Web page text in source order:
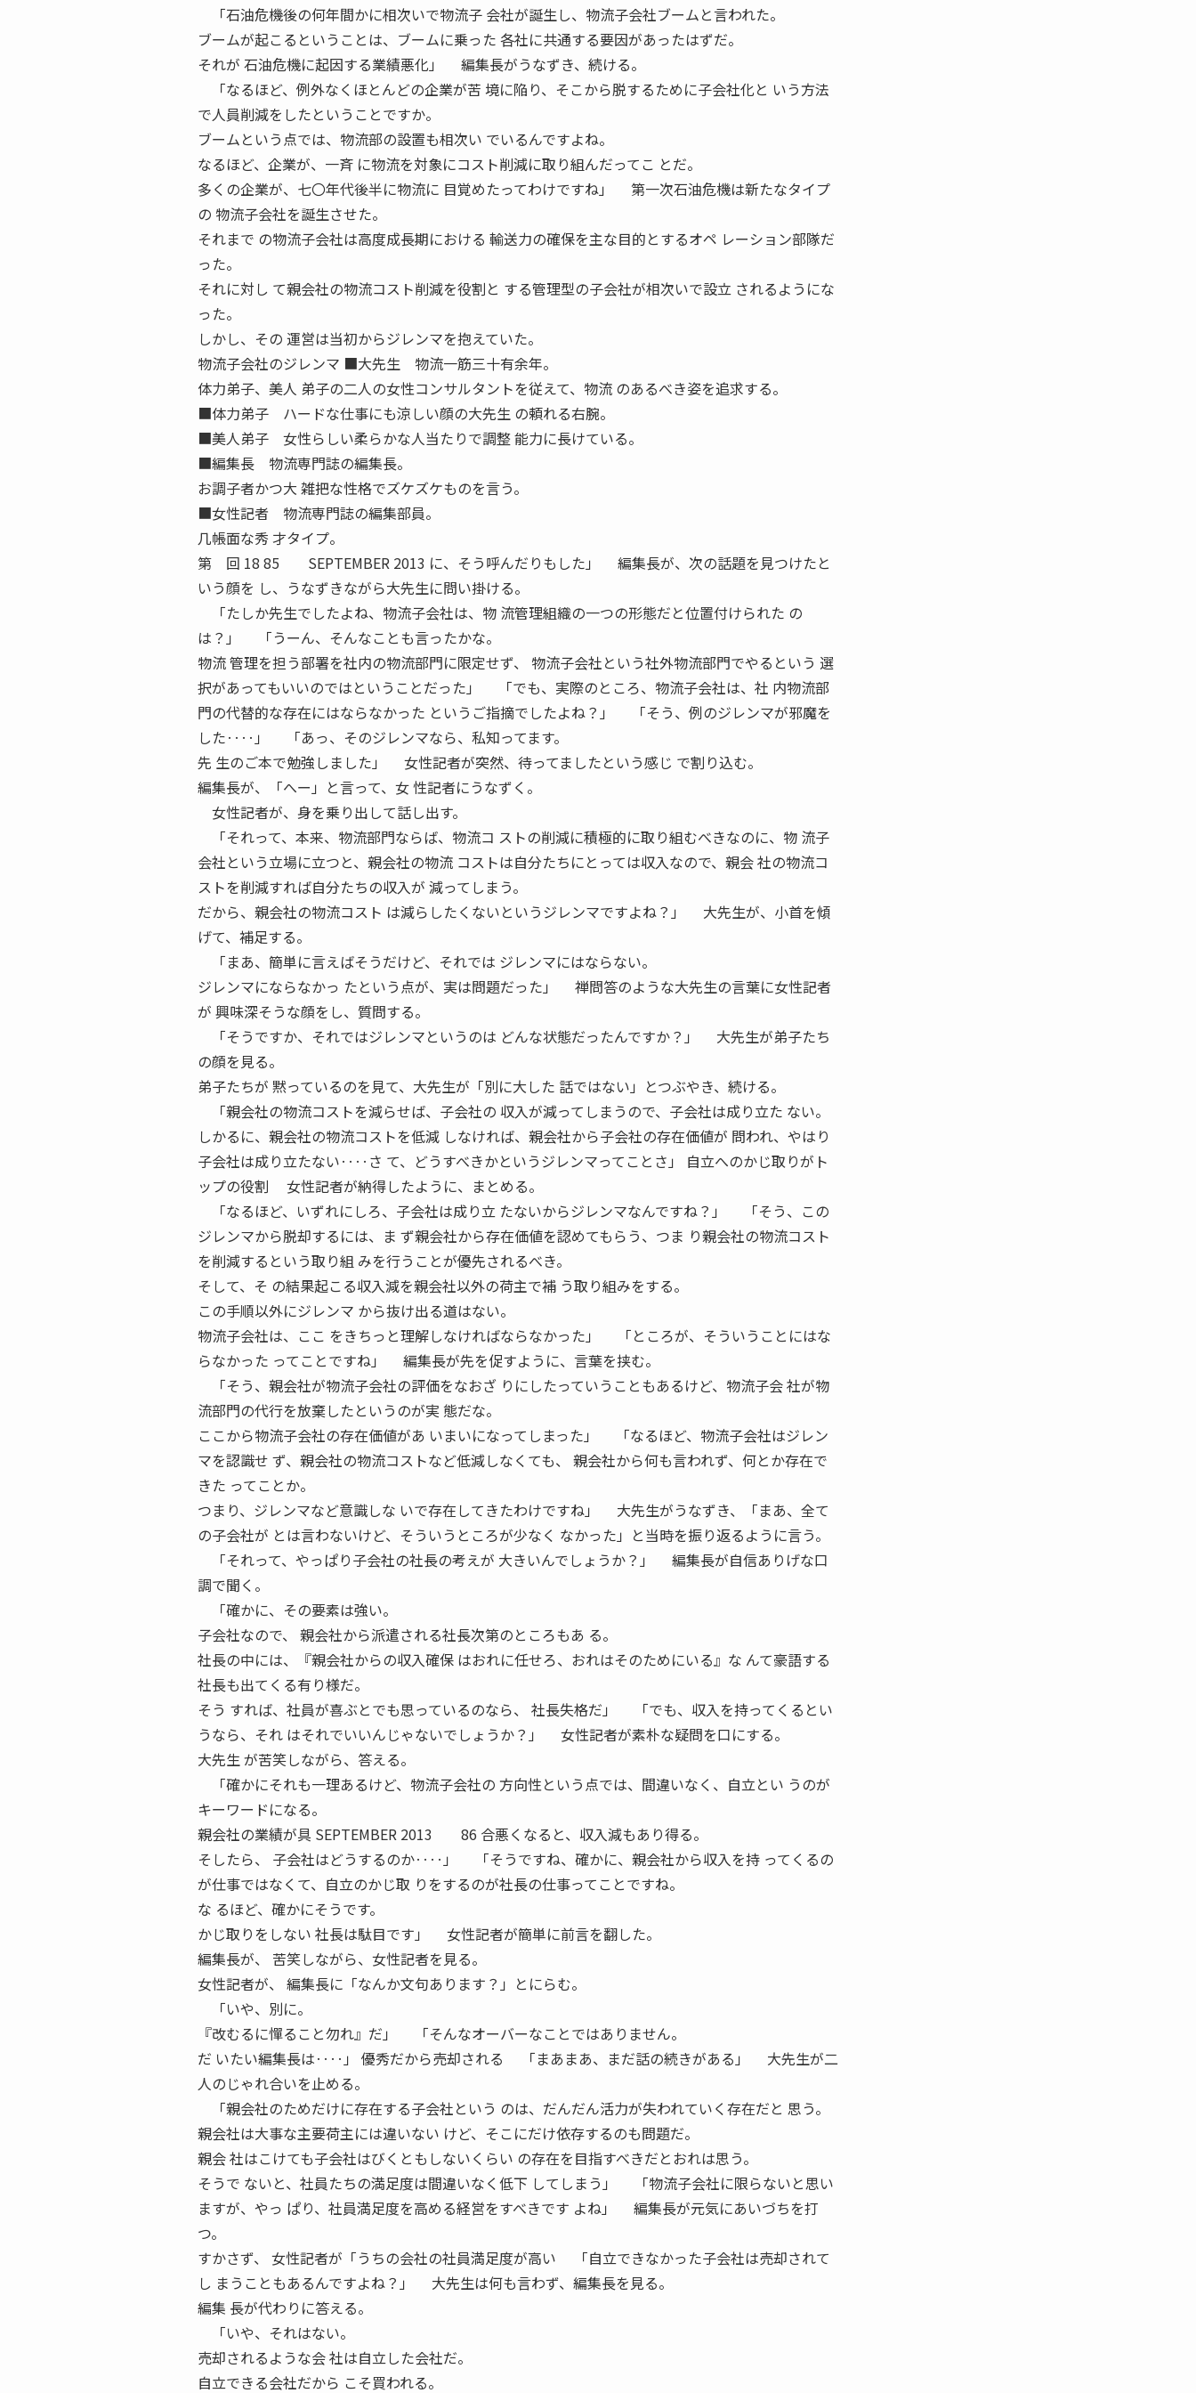
「石油危機後の何年間かに相次いで物流子 会社が誕生し、物流子会社ブームと言われた。
ブームが起こるということは、ブームに乗った 各社に共通する要因があったはずだ。
それが 石油危機に起因する業績悪化」 編集長がうなずき、続ける。
「なるほど、例外なくほとんどの企業が苦 境に陥り、そこから脱するために子会社化と いう方法
で人員削減をしたということですか。
ブームという点では、物流部の設置も相次い でいるんですよね。
なるほど、企業が、一斉 に物流を対象にコスト削減に取り組んだってこ とだ。
多くの企業が、七〇年代後半に物流に 目覚めたってわけですね」 第一次石油危機は新たなタイプ
の 物流子会社を誕生させた。
それまで の物流子会社は高度成長期における 輸送力の確保を主な目的とするオペ レーション部隊だ
った。
それに対し て親会社の物流コスト削減を役割と する管理型の子会社が相次いで設立 されるようにな
った。
しかし、その 運営は当初からジレンマを抱えていた。
物流子会社のジレンマ ■大先生 物流一筋三十有余年。
体力弟子、美人 弟子の二人の女性コンサルタントを従えて、物流 のあるべき姿を追求する。
■体力弟子 ハードな仕事にも涼しい顔の大先生 の頼れる右腕。
■美人弟子 女性らしい柔らかな人当たりで調整 能力に長けている。
■編集長 物流専門誌の編集長。
お調子者かつ大 雑把な性格でズケズケものを言う。
■女性記者 物流専門誌の編集部員。
几帳面な秀 才タイプ。
第 回 18 85 SEPTEMBER 2013 に、そう呼んだりもした」 編集長が、次の話題を見つけたと
いう顔を し、うなずきながら大先生に問い掛ける。
「たしか先生でしたよね、物流子会社は、物 流管理組織の一つの形態だと位置付けられた の
は？」 「うーん、そんなことも言ったかな。
物流 管理を担う部署を社内の物流部門に限定せず、 物流子会社という社外物流部門でやるという 選
択があってもいいのではということだった」 「でも、実際のところ、物流子会社は、社 内物流部
門の代替的な存在にはならなかった というご指摘でしたよね？」 「そう、例のジレンマが邪魔を
した‥‥」 「あっ、そのジレンマなら、私知ってます。
先 生のご本で勉強しました」 女性記者が突然、待ってましたという感じ で割り込む。
編集長が、「へー」と言って、女 性記者にうなずく。
女性記者が、身を乗り出して話し出す。
「それって、本来、物流部門ならば、物流コ ストの削減に積極的に取り組むべきなのに、物 流子
会社という立場に立つと、親会社の物流 コストは自分たちにとっては収入なので、親会 社の物流コ
ストを削減すれば自分たちの収入が 減ってしまう。
だから、親会社の物流コスト は減らしたくないというジレンマですよね？」 大先生が、小首を傾
げて、補足する。
「まあ、簡単に言えばそうだけど、それでは ジレンマにはならない。
ジレンマにならなかっ たという点が、実は問題だった」 禅問答のような大先生の言葉に女性記者
が 興味深そうな顔をし、質問する。
「そうですか、それではジレンマというのは どんな状態だったんですか？」 大先生が弟子たち
の顔を見る。
弟子たちが 黙っているのを見て、大先生が「別に大した 話ではない」とつぶやき、続ける。
「親会社の物流コストを減らせば、子会社の 収入が減ってしまうので、子会社は成り立た ない。
しかるに、親会社の物流コストを低減 しなければ、親会社から子会社の存在価値が 問われ、やはり
子会社は成り立たない‥‥さ て、どうすべきかというジレンマってことさ」 自立へのかじ取りがト
ップの役割 女性記者が納得したように、まとめる。
「なるほど、いずれにしろ、子会社は成り立 たないからジレンマなんですね？」 「そう、この
ジレンマから脱却するには、ま ず親会社から存在価値を認めてもらう、つま り親会社の物流コスト
を削減するという取り組 みを行うことが優先されるべき。
そして、そ の結果起こる収入減を親会社以外の荷主で補 う取り組みをする。
この手順以外にジレンマ から抜け出る道はない。
物流子会社は、ここ をきちっと理解しなければならなかった」 「ところが、そういうことにはな
らなかった ってことですね」 編集長が先を促すように、言葉を挟む。
「そう、親会社が物流子会社の評価をなおざ りにしたっていうこともあるけど、物流子会 社が物
流部門の代行を放棄したというのが実 態だな。
ここから物流子会社の存在価値があ いまいになってしまった」 「なるほど、物流子会社はジレン
マを認識せ ず、親会社の物流コストなど低減しなくても、 親会社から何も言われず、何とか存在で
きた ってことか。
つまり、ジレンマなど意識しな いで存在してきたわけですね」 大先生がうなずき、「まあ、全て
の子会社が とは言わないけど、そういうところが少なく なかった」と当時を振り返るように言う。
「それって、やっぱり子会社の社長の考えが 大きいんでしょうか？」 編集長が自信ありげな口
調で聞く。
「確かに、その要素は強い。
子会社なので、 親会社から派遣される社長次第のところもあ る。
社長の中には、『親会社からの収入確保 はおれに任せろ、おれはそのためにいる』な んて豪語する
社長も出てくる有り様だ。
そう すれば、社員が喜ぶとでも思っているのなら、 社長失格だ」 「でも、収入を持ってくるとい
うなら、それ はそれでいいんじゃないでしょうか？」 女性記者が素朴な疑問を口にする。
大先生 が苦笑しながら、答える。
「確かにそれも一理あるけど、物流子会社の 方向性という点では、間違いなく、自立とい うのが
キーワードになる。
親会社の業績が具 SEPTEMBER 2013 86 合悪くなると、収入減もあり得る。
そしたら、 子会社はどうするのか‥‥」 「そうですね、確かに、親会社から収入を持 ってくるの
が仕事ではなくて、自立のかじ取 りをするのが社長の仕事ってことですね。
な るほど、確かにそうです。
かじ取りをしない 社長は駄目です」 女性記者が簡単に前言を翻した。
編集長が、 苦笑しながら、女性記者を見る。
女性記者が、 編集長に「なんか文句あります？」とにらむ。
「いや、別に。
『改むるに憚ること勿れ』だ」 「そんなオーバーなことではありません。
だ いたい編集長は‥‥」 優秀だから売却される 「まあまあ、まだ話の続きがある」 大先生が二
人のじゃれ合いを止める。
「親会社のためだけに存在する子会社という のは、だんだん活力が失われていく存在だと 思う。
親会社は大事な主要荷主には違いない けど、そこにだけ依存するのも問題だ。
親会 社はこけても子会社はびくともしないくらい の存在を目指すべきだとおれは思う。
そうで ないと、社員たちの満足度は間違いなく低下 してしまう」 「物流子会社に限らないと思い
ますが、やっ ぱり、社員満足度を高める経営をすべきです よね」 編集長が元気にあいづちを打
つ。
すかさず、 女性記者が「うちの会社の社員満足度が高い 「自立できなかった子会社は売却されて
し まうこともあるんですよね？」 大先生は何も言わず、編集長を見る。
編集 長が代わりに答える。
「いや、それはない。
売却されるような会 社は自立した会社だ。
自立できる会社だから こそ買われる。